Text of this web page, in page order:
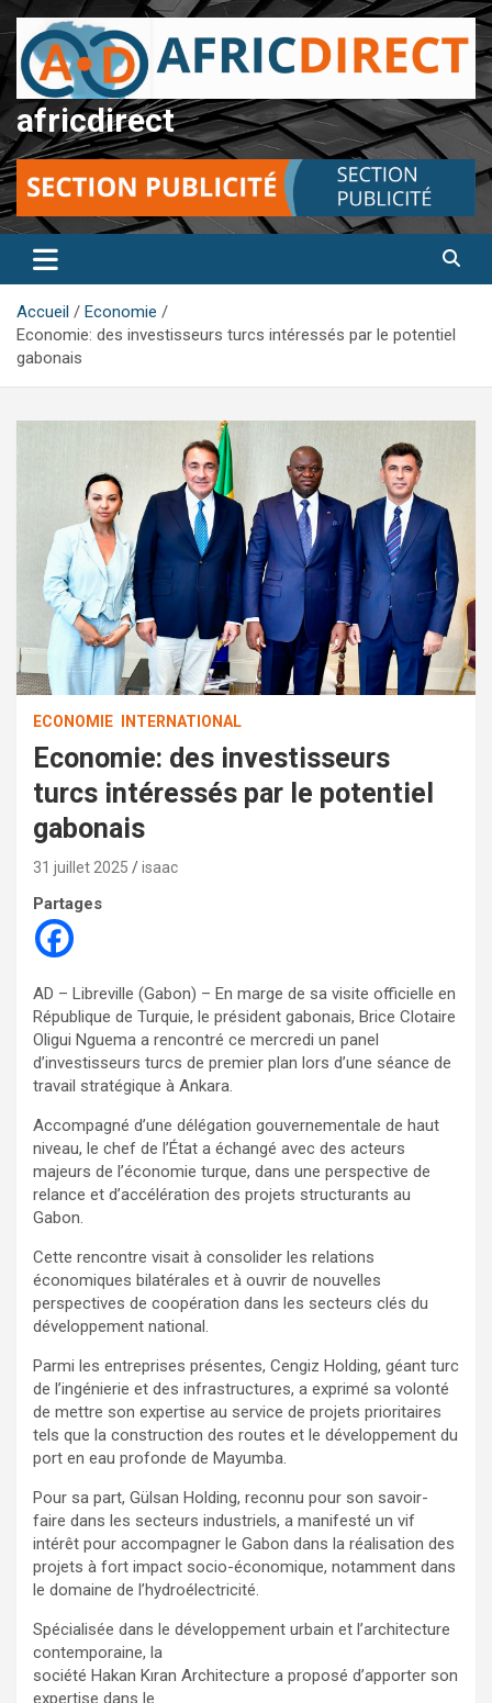
Aller
au
contenu
africdirect
Accueil
Economie
Economie: des investisseurs turcs intéressés par le potentiel
gabonais
ECONOMIE INTERNATIONAL
Economie: des investisseurs
turcs intéressés par le potentiel
gabonais
31 juillet 2025 isaac
Partages
AD – Libreville (Gabon) – En marge de sa visite officielle en
République de Turquie, le président gabonais, Brice Clotaire
Oligui Nguema a rencontré ce mercredi un panel
d’investisseurs turcs de premier plan lors d’une séance de
travail stratégique à Ankara.
Accompagné d’une délégation gouvernementale de haut
niveau, le chef de l’État a échangé avec des acteurs
majeurs de l’économie turque, dans une perspective de
relance et d’accélération des projets structurants au
Gabon.
Cette rencontre visait à consolider les relations
économiques bilatérales et à ouvrir de nouvelles
perspectives de coopération dans les secteurs clés du
développement national.
Parmi les entreprises présentes, Cengiz Holding, géant turc
de l’ingénierie et des infrastructures, a exprimé sa volonté
de mettre son expertise au service de projets prioritaires
tels que la construction des routes et le développement du
port en eau profonde de Mayumba.
Pour sa part, Gülsan Holding, reconnu pour son savoir-
faire dans les secteurs industriels, a manifesté un vif
intérêt pour accompagner le Gabon dans la réalisation des
projets à fort impact socio-économique, notamment dans
le domaine de l’hydroélectricité.
Spécialisée dans le développement urbain et l’architecture
contemporaine, la
société Hakan Kıran Architecture a proposé d’apporter son